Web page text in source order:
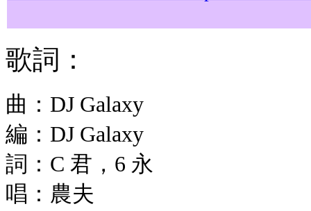
歌詞：
曲：DJ Galaxy
編：DJ Galaxy
詞：C 君，6 永
唱：農夫